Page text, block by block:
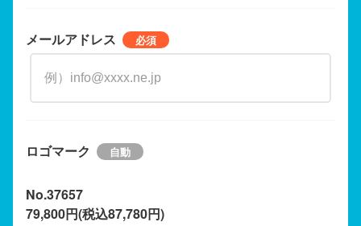
メールアドレス
ロゴマーク
No.37657
79,800円(税込87,780円)